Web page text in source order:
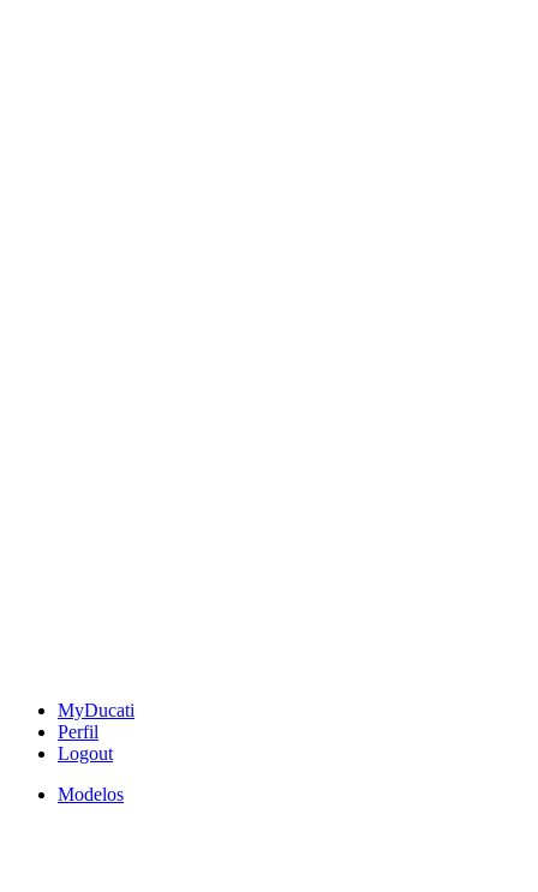
MyDucati
Perfil
Logout
Modelos